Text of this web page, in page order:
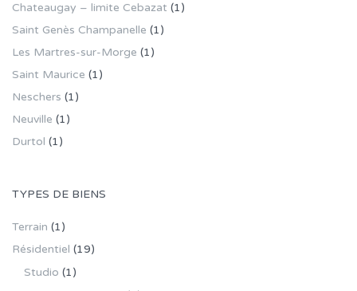
Chateaugay – limite Cebazat (1)
Saint Genès Champanelle (1)
Les Martres-sur-Morge (1)
Saint Maurice (1)
Neschers (1)
Neuville (1)
Durtol (1)
TYPES DE BIENS
Terrain (1)
Résidentiel (19)
Studio (1)